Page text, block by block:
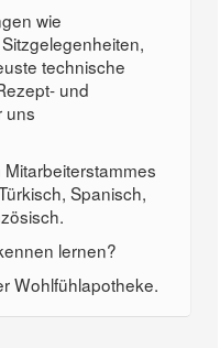
wie
technische
und
uns
Spanisch,
lernen?
Wohlfühlapotheke.